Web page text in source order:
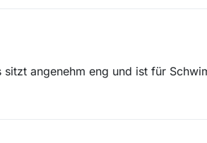
angenehm eng und ist für